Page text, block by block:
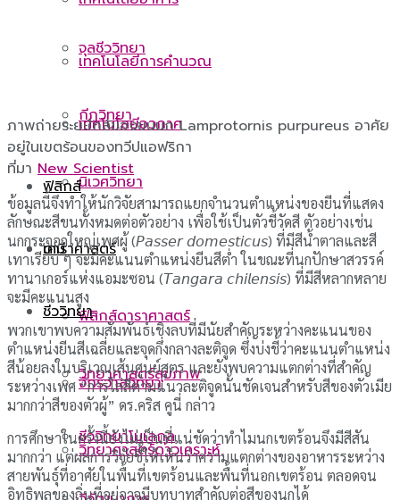
จุลชีววิทยา
กีฏวิทยา
นิเวศวิทยา
ดาราศาสตร์
ฟิสิกส์ดาราศาสตร์
จักรวาลวิทยา
วิทยาศาสตร์ดาวเคราะห์
เทคโนโลยีการคำนวณ
เทคโนโลยีอวกาศ
ฟิสิกส์
เคมี
ชีววิทยา
วิทยาศาสตร์สุขภาพ
ชีววิทยาโมเลกุล
ภาพถ่ายระยะใกล้ของขนนก Lamprotornis purpureus อาศัย
อยู่ในเขตร้อนของทวีปแอฟริกา
ที่มา New Scientist
ข้อมูลนี้จึงทำให้นักวิจัยสามารถแยกจำนวนตำแหน่งของยีนที่แสดง
ลักษณะสีขนทั้งหมดต่อตัวอย่าง เพื่อใช้เป็นตัวชี้วัดสี ตัวอย่างเช่น
นกกระจอกใหญ่เพศผู้ (𝘗𝘢𝘴𝘴𝘦𝘳 𝘥𝘰𝘮𝘦𝘴𝘵𝘪𝘤𝘶𝘴) ที่มีสีน้ำตาลและสี
เทาเรียบ ๆ จะมีคะแนนตำแหน่งยีนสีต่ำ ในขณะที่นกปักษาสวรรค์
ทานาเกอร์แห่งแอมะซอน (𝘛𝘢𝘯𝘨𝘢𝘳𝘢 𝘤𝘩𝘪𝘭𝘦𝘯𝘴𝘪𝘴) ที่มีสีหลากหลาย
จะมีคะแนนสูง
พวกเขาพบความสัมพันธ์เชิงลบที่มีนัยสำคัญระหว่างคะแนนของ
ตำแหน่งยีนสีเฉลี่ยและจุดกึ่งกลางละติจูด ซึ่งบ่งชี้ว่าคะแนนตำแหน่ง
สีน้อยลงในบริเวณเส้นศูนย์สูตร และยังพบความแตกต่างที่สำคัญ
ระหว่างเพศ “การไล่สีตามแนวละติจูดนั้นชัดเจนสำหรับสีของตัวเมีย
มากกว่าสีของตัวผู้” ดร.คริส คูนี่ กล่าว
การศึกษาในครั้งนี้ยังไม่เป็นที่แน่ชัดว่าทําไมนกเขตร้อนจึงมีสีสัน
มากกว่า แต่ผลการวิจัยชี้ให้เห็นว่าความแตกต่างของอาหารระหว่าง
สายพันธุ์ที่อาศัยในพื้นที่เขตร้อนและพื้นที่นอกเขตร้อน ตลอดจน
อิทธิพลของถิ่นที่อยู่อาจมีบทบาทสำคัญต่อสีของนกได้